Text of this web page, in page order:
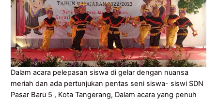
Dalam acara pelepasan siswa di gelar dengan nuansa
meriah dan ada pertunjukan pentas seni siswa- siswi SDN
Pasar Baru 5 , Kota Tangerang, Dalam acara yang penuh